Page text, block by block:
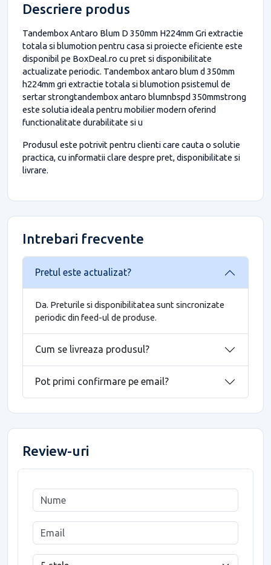
Descriere produs
Tandembox Antaro Blum D 350mm H224mm Gri extractie
totala si blumotion pentru casa si proiecte eficiente este
disponibil pe BoxDeal.ro cu pret si disponibilitate
actualizate periodic. Tandembox antaro blum d 350mm
h224mm gri extractie totala si blumotion psistemul de
sertar strongtandembox antaro blumnbspd 350mmstrong
este solutia ideala pentru mobilier modern oferind
functionalitate durabilitate si u
Produsul este potrivit pentru clienti care cauta o solutie
practica, cu informatii clare despre pret, disponibilitate si
livrare.
Intrebari frecvente
Pretul este actualizat?
Da. Preturile si disponibilitatea sunt sincronizate
periodic din feed-ul de produse.
Cum se livreaza produsul?
Pot primi confirmare pe email?
Review-uri